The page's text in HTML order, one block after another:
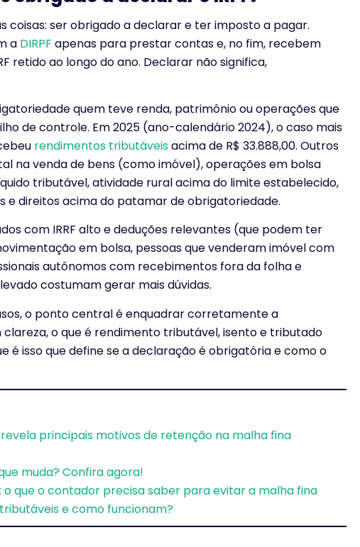
coisas: ser obrigado a declarar e ter imposto a pagar.
a DIRPF apenas para prestar contas e, no fim, recebem
retido ao longo do ano. Declarar não significa,
quem teve renda, patrimônio ou operações que
de controle. Em 2025 (ano-calendário 2024), o caso mais
rendimentos tributáveisacima de R$ 33.888,00. Outros
na venda de bens (como imóvel), operações em bolsa
tributável, atividade rural acima do limite estabelecido,
e direitos acima do patamar de obrigatoriedade.
com IRRF alto e deduções relevantes (que podem ter
em bolsa, pessoas que venderam imóvel com
autônomos com recebimentos fora da folha e
costumam gerar mais dúvidas.
o ponto central é enquadrar corretamente a
o que é rendimento tributável, isento e tributado
é isso que define se a declaração é obrigatória e como o
revela principais motivos de retenção na malha fina
muda? Confira agora!
o que o contador precisa saber para evitar a malha fina
e como funcionam?